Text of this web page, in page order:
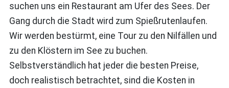
suchen uns ein Restaurant am Ufer des Sees. Der
Gang durch die Stadt wird zum Spießrutenlaufen.
Wir werden bestürmt, eine Tour zu den Nilfällen und
zu den Klöstern im See zu buchen.
Selbstverständlich hat jeder die besten Preise,
doch realistisch betrachtet, sind die Kosten in